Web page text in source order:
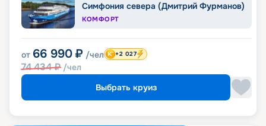
Симфония севера (Дмитрий Фурманов)
КОМФОРТ
от 66 990 ₽ /чел
74 434₽ /чел
+2 027
Выбрать круиз